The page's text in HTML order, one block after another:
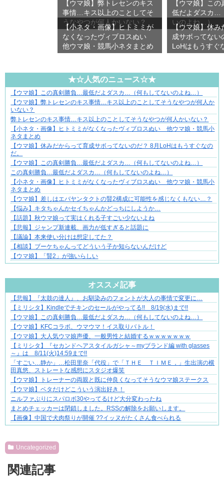
【ウマ娘】弊トレセンのキス
事情…キス以上のことしてそ
うなやつが何人かいない？
【ウマ娘】こ
低だよダスカ…
いのよね…）
【小ネタ・画像】ヒトミミが
なくなったヴィブロスぬい
他ウマ娘・競馬小ネタまとめ
【ウマ娘】休み
成サボってない
LoHはもうすぐ
★☆人気のニュース☆★
【マンガ】バラシ屋トシヤの漫画セレクション
【ウマ娘】この真剣勝負…最低だよダスカ…（何もしてないのよね…）
【ウマ娘】弊トレセンのキス事情…キス以上のことしてそうなやつが何人か
いない？
弊トレセンのキス事情…キス以上のことしてそうなやつが何人かいない？
【小ネタ・画像】ヒトミミがなくなったヴィブロスぬい 他ウマ娘・競馬小
ネタまとめ
【ウマ娘】休みだからって育成サボってないのだ？ 8月LoHはもうすぐなの
だ。
【ウマ娘】この真剣勝負…最低だよダスカ…（何もしてないのよね…）
この真剣勝負…最低だよダスカ…（何もしてないのよね…）
【小ネタ・画像】ヒトミミがなくなったヴィブロスぬい 他ウマ娘・競馬小
ネタまとめ
【ウマ娘】差しはエバヤンタクトの賢2構成に可能性を感じなくもない…？
【悩み】キタちゃんかセイちゃんかどっちにしようか…
【話題】秋ウマ娘って実はくれる子すごい少ないよね
【悲報】ジャンプ新連載、画力が低すぎると話題に
【議論】本来使い分けは想定してた？
【相談】ブーケちゃんってどういう子か知らないんだけど
【ウマ娘】「賢2」が強いらしい
オススメ記事
それは純愛か、それともストーカー疑惑か
【悲報】『太鼓の達人』、お馴染みのフォントが大人の事情で変更に…
【ミリシタ】Kindleでチキンのセールがやってる!! 8/19(水)まで!!
【ウマ娘】この真剣勝負…最低だよダスカ…（何もしてないのよね…）
【ウマ娘】KFCコラボ、ウマウマ！イス取りバトル！
【ウマ娘】大人気ウマ娘声優、一般男性と結婚するｗｗｗｗｗｗｗ
【ミリシタ】『セカンドヘアスタイルガシャ～myブランド編 with glasses
～』は 8/11(火)14:59まで!!
「すごい…静か」…松田里奈「代役」で「ＴＨＥ ＴＩＭＥ，」生出演の横
田真悠、ストレートな感想にスタジオ爆笑
【ウマ娘】トレーナーの両親と既に仲良くなってそうなウマ娘ステークス
【ウマ娘】ベタだけどこういう演出好き！
ニルファぶりにスパロボ30やってるけど大分変わったね
まとめチェッカーは閉鎖しました。RSSの解除をお願いします。
【画像】中国で犬肉祭りが開催 ??イッヌがたくさん食べられる
Uncategorized
関連記事